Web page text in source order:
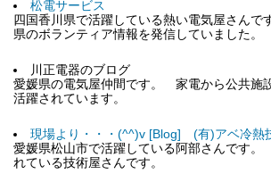
松電サービス
四国香川県で活躍している熱い電気屋さんで
県のボランティア情報を発信していました。
川正電器のブログ
愛媛県の電気屋仲間です。 家電から公共施
活躍されています。
現場より・・・(^^)v [Blog] (有)アベ冷熱
愛媛県松山市で活躍している阿部さんです
れている技術屋さんです。